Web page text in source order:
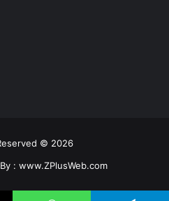
© 2026
: www.ZPlusWeb.com